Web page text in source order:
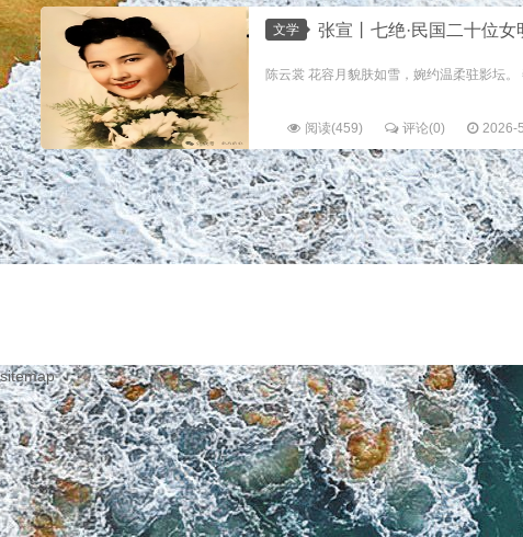
文学 张宣丨七绝·民国二十位女
陈云裳 花容月貌肤如雪，婉约温柔驻影坛
阅读(459) 评论(0) 2026-
sitemap